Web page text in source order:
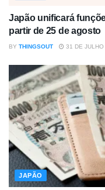
Japão unificará
partir de 25 de agosto
BY THINGSOUT 31 DE
JAPÃO